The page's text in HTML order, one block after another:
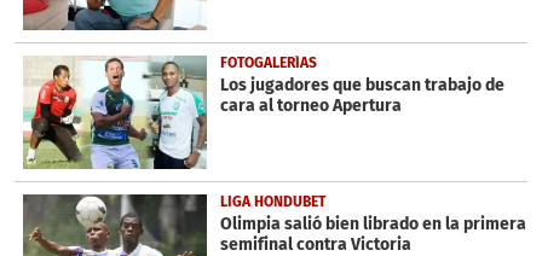
FOTOGALERÍAS
Los jugadores que buscan trabajo de
cara al torneo Apertura
LIGA HONDUBET
Olimpia salió bien librado en la primera
semifinal contra Victoria